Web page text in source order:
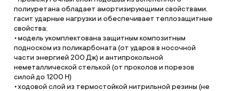
полиуретана обладает амортизирующими свойствами,
гасит ударные нагрузки и обеспечивает теплозащитные
свойства;
модель укомплектована защитным композитным
подноском из поликарбоната (от ударов в носочной
части энергией 200 Дж) и антипрокольной
неметаллической стелькой (от проколов и порезов
силой до 1200 Н)
ходовой слой из термостойкой нитрильной резины (не